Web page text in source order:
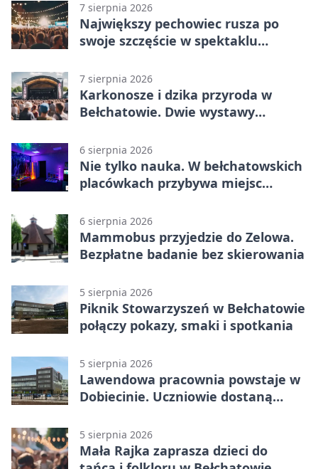
7 sierpnia 2026
Największy pechowiec rusza po
swoje szczęście w spektaklu
7 sierpnia 2026
Karkonosze i dzika przyroda w
Bełchatowie. Dwie wystawy
6 sierpnia 2026
Nie tylko nauka. W bełchatowskich
placówkach przybywa miejsc
6 sierpnia 2026
Mammobus przyjedzie do Zelowa.
Bezpłatne badanie bez skierowania
5 sierpnia 2026
Piknik Stowarzyszeń w Bełchatowie
połączy pokazy, smaki i spotkania
5 sierpnia 2026
Lawendowa pracownia powstaje w
Dobiecinie. Uczniowie dostaną
5 sierpnia 2026
Mała Rajka zaprasza dzieci do